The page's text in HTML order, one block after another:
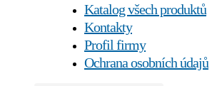
Katalog všech produktů
Kontakty
Profil firmy
Ochrana osobních údajů